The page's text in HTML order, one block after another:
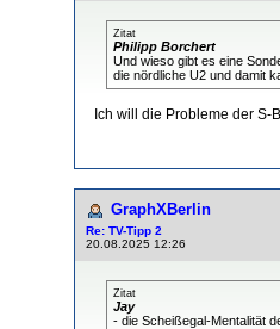
Zitat
Philipp Borchert
Und wieso gibt es eine
die nördliche U2 und damit
Ich will die Probleme der S-
GraphXBerlin
Re: TV-Tipp 2
20.08.2025 12:26
Zitat
Jay
- die Scheißegal-Mentalität